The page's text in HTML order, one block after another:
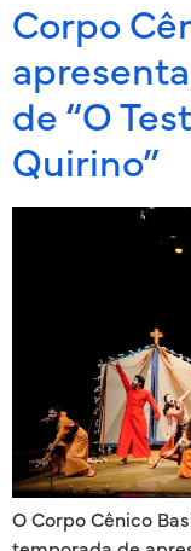
Corpo
de “O
Quirino”
O Corpo Cênico